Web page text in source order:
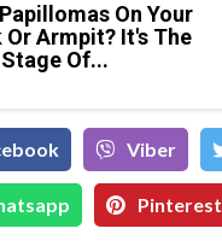
On Your
Or Armpit? It's The
Of...
Viber
Pinterest